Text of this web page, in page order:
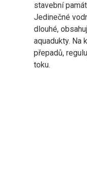
stavební
Jedinečné
dlouhé,
aquadukty. Na
přepadů,
toku.